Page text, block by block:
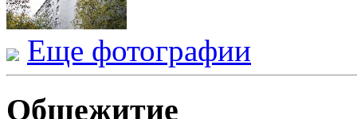
Еще фотографии
Общежитие